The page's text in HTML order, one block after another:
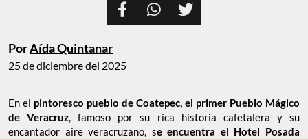
PorAída Quintanar
25 de diciembre del 2025
En el pintoresco pueblo de Coatepec, el primer Pueblo Mágico
de Veracruz, famoso por su rica historia cafetalera y su
encantador aire veracruzano, se encuentra el Hotel Posada